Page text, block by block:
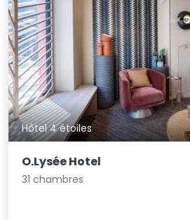
Hôtel 4 étoiles
O.Lysée Hotel
31 chambres